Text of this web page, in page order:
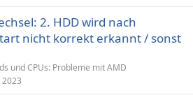
2. HDD wird nach
nicht korrekt erkannt / sonst
und CPUs: Probleme mit AMD
2023